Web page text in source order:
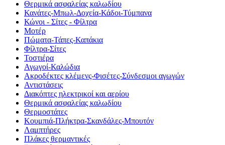
Θερμικά ασφαλείας καλωδίου
Κανάτες-Μπωλ-Δοχεία-Κάδοι-Τύμπανα
Κώνοι - Σίτες - Φίλτρα
Μοτέρ
Πώματα-Τάπες-Καπάκια
Φίλτρα-Σίτες
Τοστιέρα
Αγωγοί-Καλώδια
Ακροδέκτες κλέμενς-Φισέτες-Σύνδεσμοι αγωγών
Αντιστάσεις
Διακόπτες ηλεκτρικοί και αερίου
Θερμικά ασφαλείας καλωδίου
Θερμοστάτες
Κουμπιά-Πλήκτρα-Σκανδάλες-Μπουτόν
Λαμπτήρες
Πλάκες θερμαντικές